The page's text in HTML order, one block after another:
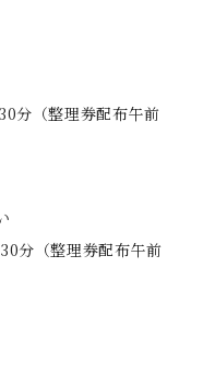
（整理券配布午前
（整理券配布午前